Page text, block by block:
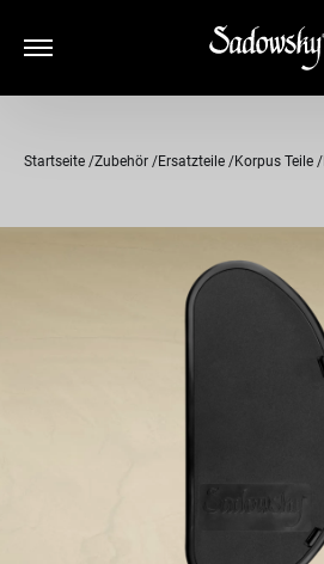
Startseite Zubehör Ersatzteile Korpus Teile